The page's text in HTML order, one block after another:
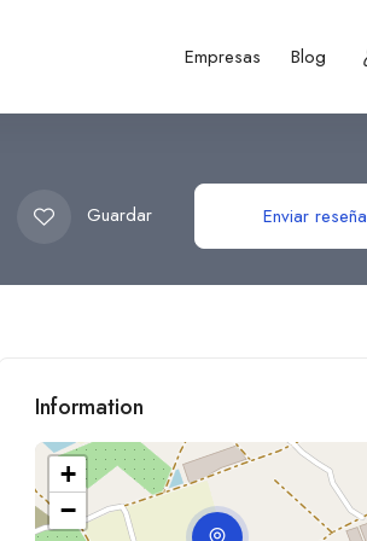
Empresas Blog
Guardar Enviar reseña
Information
+
−